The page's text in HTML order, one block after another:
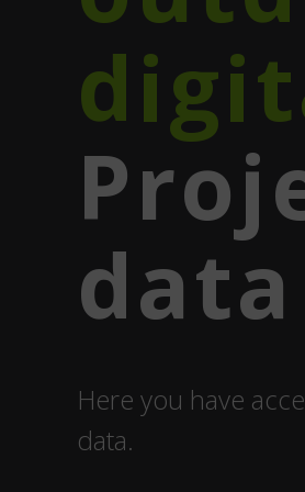
data
Here you have
data.